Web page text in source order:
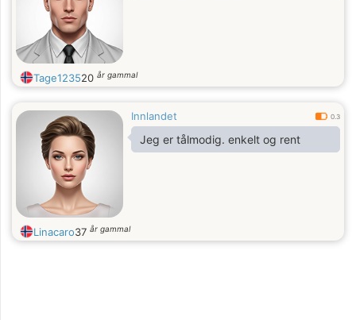
Tage123520 år gammal
Innlandet 0.3
Jeg er tålmodig. enkelt og rent
Linacaro37 år gammal